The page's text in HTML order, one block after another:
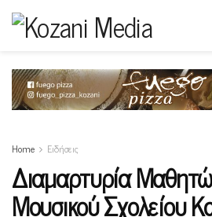
Home Ειδήσεις
Διαμαρτυρία
Μουσικού Σχολείου